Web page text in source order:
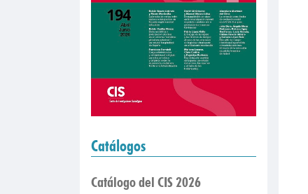
Catálogos
Catálogo del CIS 2026